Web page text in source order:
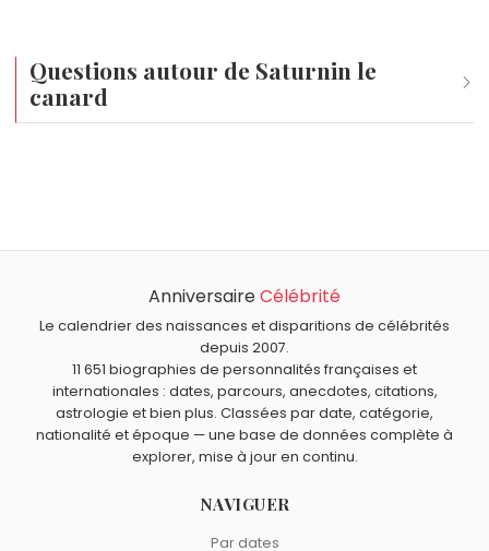
Questions autour de Saturnin le
canard
Ludovic Cruchot,Pollux,Gai-LuronetZébulonsont nés
AnniversaireCélébrité
Le calendrier des naissances et disparitions de célébrités
depuis 2007.
11 651 biographies de personnalités françaises et
internationales : dates, parcours, anecdotes, citations,
astrologie et bien plus. Classées par date, catégorie,
nationalité et époque — une base de données complète à
explorer, mise à jour en continu.
NAVIGUER
Par dates